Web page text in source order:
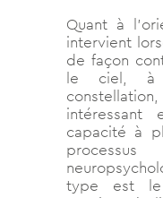
Quant à
intervient
de façon
le ciel, à
capacité à
type est le